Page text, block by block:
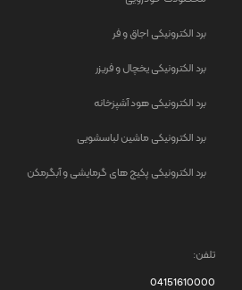
برد الکترونیکی اجاق و فر
برد الکترونیکی یخچال و فریزر
برد الکترونیکی هود آشپزخانه
برد الکترونیکی ماشین لباسشویی
برد الکترونیکی پکیج های گرمایشی و آبگرمکن
تلفن:
04151610000